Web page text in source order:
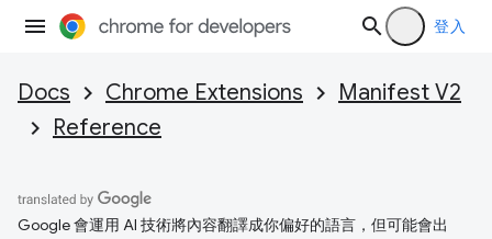
登入
Docs Chrome Extensions
Manifest V2
Reference
Google 會運用 AI 技術將內容翻譯成你偏好的語言，但可能會出